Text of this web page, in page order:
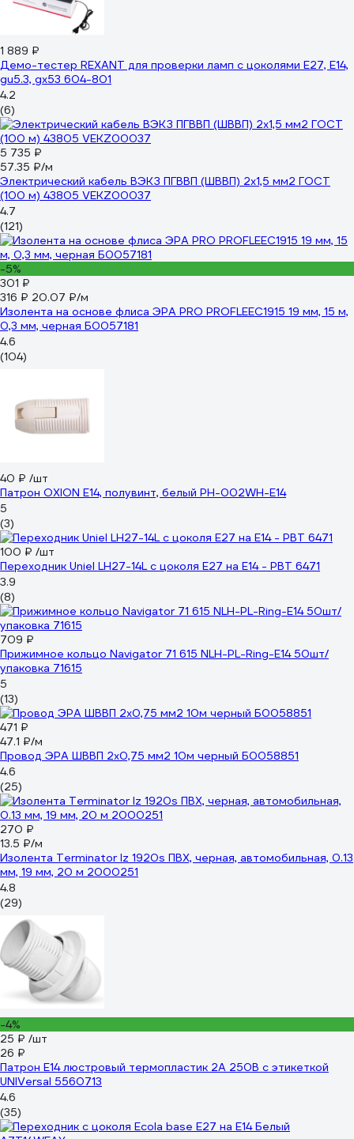
1 889 ₽
Демо-тестер REXANT для проверки ламп с цоколями Е27, Е14,
gu5.3, gx53 604-801
4.2
(6)
5 735 ₽
57.35 ₽/м
Электрический кабель ВЭКЗ ПГВВП (ШВВП) 2x1,5 мм2 ГОСТ
(100 м) 43805 VEKZ00037
4.7
(121)
-5%
301 ₽
316 ₽ 20.07 ₽/м
Изолента на основе флиса ЭРА PRO PROFLEEC1915 19 мм, 15 м,
0,3 мм, черная Б0057181
4.6
(104)
40 ₽ /шт
Патрон OXION Е14, полувинт, белый PH-002WH-E14
5
(3)
100 ₽ /шт
Переходник Uniel LH27-14L с цоколя Е27 на Е14 - PBT 6471
3.9
(8)
709 ₽
Прижимное кольцо Navigator 71 615 NLH-PL-Ring-E14 50шт/
упаковка 71615
5
(13)
471 ₽
47.1 ₽/м
Провод ЭРА ШВВП 2x0,75 мм2 10м черный Б0058851
4.6
(25)
270 ₽
13.5 ₽/м
Изолента Terminator Iz 1920s ПВХ, черная, автомобильная, 0.13
мм, 19 мм, 20 м 2000251
4.8
(29)
-4%
25 ₽ /шт
26 ₽
Патрон Е14 люстровый термопластик 2А 250В c этикеткой
UNIVersal 5560713
4.6
(35)